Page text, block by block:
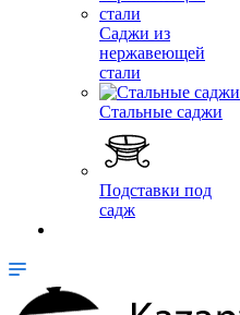
Саджи из
нержавеющей
стали
Стальные саджи
Подставки под
садж